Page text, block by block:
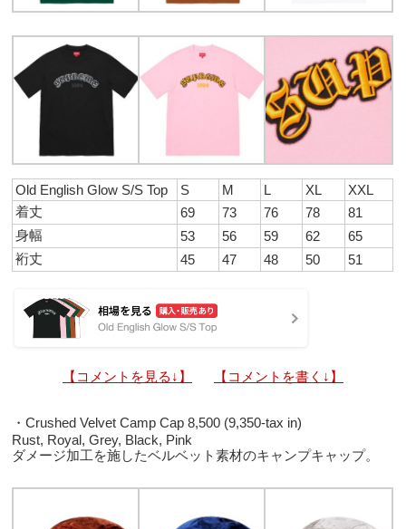
Old English Glow S/S Top S M L XL
XXL
着丈
69 73 76 78
81
身幅
53 56 59 62
65
裄丈
45 47 48 50 51
【コメントを見る↓】 【コメントを書く↓】
・Crushed Velvet Camp Cap 8,500 (9,350-tax in)
Rust, Royal, Grey, Black, Pink
ダメージ加工を施したベルベット素材のキャンプキャップ。